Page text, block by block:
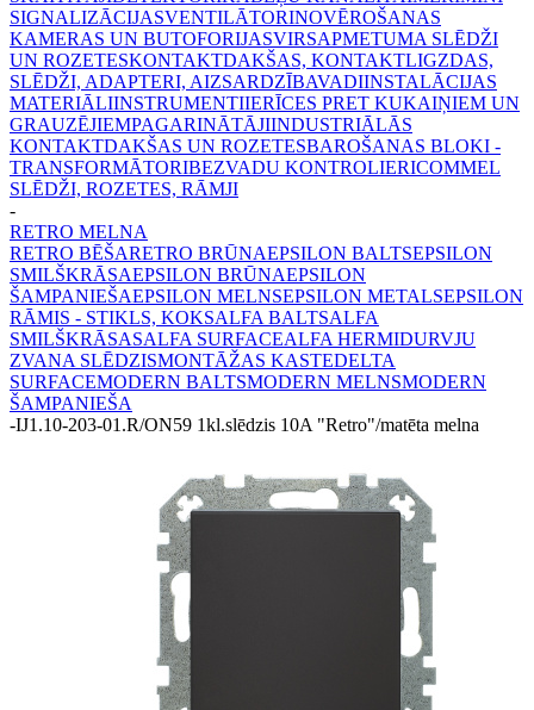
SIGNALIZĀCIJASVENTILĀTORINOVĒROŠANAS
KAMERAS UN BUTOFORIJASVIRSAPMETUMA SLĒDŽI
UN ROZETESKONTAKTDAKŠAS, KONTAKTLIGZDAS,
SLĒDŽI, ADAPTERI, AIZSARDZĪBAVADIINSTALĀCIJAS
MATERIĀLIINSTRUMENTIIERĪCES PRET KUKAIŅIEM UN
GRAUZĒJIEMPAGARINĀTĀJIINDUSTRIĀLĀS
KONTAKTDAKŠAS UN ROZETESBAROŠANAS BLOKI -
TRANSFORMĀTORIBEZVADU KONTROLIERICOMMEL
SLĒDŽI, ROZETES, RĀMJI
-
RETRO MELNA
RETRO BĒŠARETRO BRŪNAEPSILON BALTSEPSILON
SMILŠKRĀSAEPSILON BRŪNAEPSILON
ŠAMPANIEŠAEPSILON MELNSEPSILON METALSEPSILON
RĀMIS - STIKLS, KOKSALFA BALTSALFA
SMILŠKRĀSASALFA SURFACEALFA HERMIDURVJU
ZVANA SLĒDZISMONTĀŽAS KASTEDELTA
SURFACEMODERN BALTSMODERN MELNSMODERN
ŠAMPANIEŠA
-IJ1.10-203-01.R/ON59 1kl.slēdzis 10A "Retro"/matēta melna